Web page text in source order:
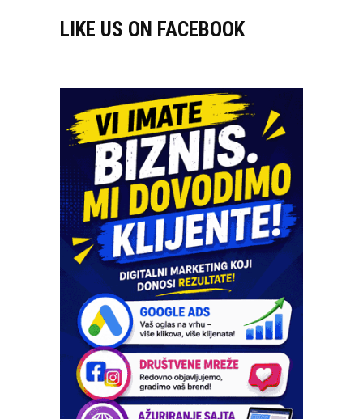
LIKE US ON FACEBOOK